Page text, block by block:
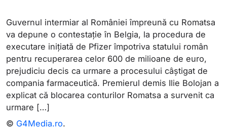
Guvernul intermiar al României împreună cu Romatsa
va depune o contestație în Belgia, la procedura de
executare inițiată de Pfizer împotriva statului român
pentru recuperarea celor 600 de milioane de euro,
prejudiciu decis ca urmare a procesului câștigat de
compania farmaceutică. Premierul demis Ilie Bolojan a
explicat că blocarea conturilor Romatsa a survenit ca
urmare […]
© G4Media.ro.